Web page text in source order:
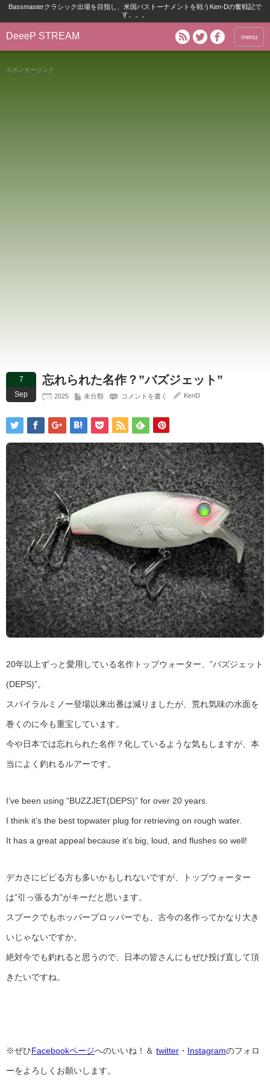
Bassmasterクラシック出場を目指し、米国バストーナメントを戦うKen-Dの奮戦記で
す。。。
DeeeP STREAM menu
スポンサーリンク
7
Sep
忘れられた名作？”バズジェット”
2025 未分類 コメントを書く KenD
20年以上ずっと愛用している名作トップウォーター、”バズジェット
(DEPS)”。
スパイラルミノー登場以来出番は減りましたが、荒れ気味の水面を
巻くのに今も重宝しています。
今や日本では忘れられた名作？化しているような気もしますが、本
当によく釣れるルアーです。
I’ve been using “BUZZJET(DEPS)” for over 20 years.
I think it’s the best topwater plug for retrieving on rough water.
It has a great appeal because it’s big, loud, and flushes so well!
デカさにビビる方も多いかもしれないですが、トップウォーター
は”引っ張る力”がキーだと思います。
スプークでもホッパープロッパーでも、古今の名作ってかなり大き
いじゃないですか。
絶対今でも釣れると思うので、日本の皆さんにもぜひ投げ直して頂
きたいですね。
※ぜひFacebookページへのいいね！＆ twitter ・ Instagramのフォロ
ーをよろしくお願いします。